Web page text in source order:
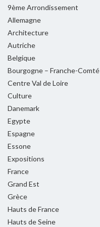
9ème Arrondissement
Allemagne
Architecture
Autriche
Belgique
Bourgogne – Franche-Comté
Centre Val de Loire
Culture
Danemark
Egypte
Espagne
Essone
Expositions
France
Grand Est
Grèce
Hauts de France
Hauts de Seine